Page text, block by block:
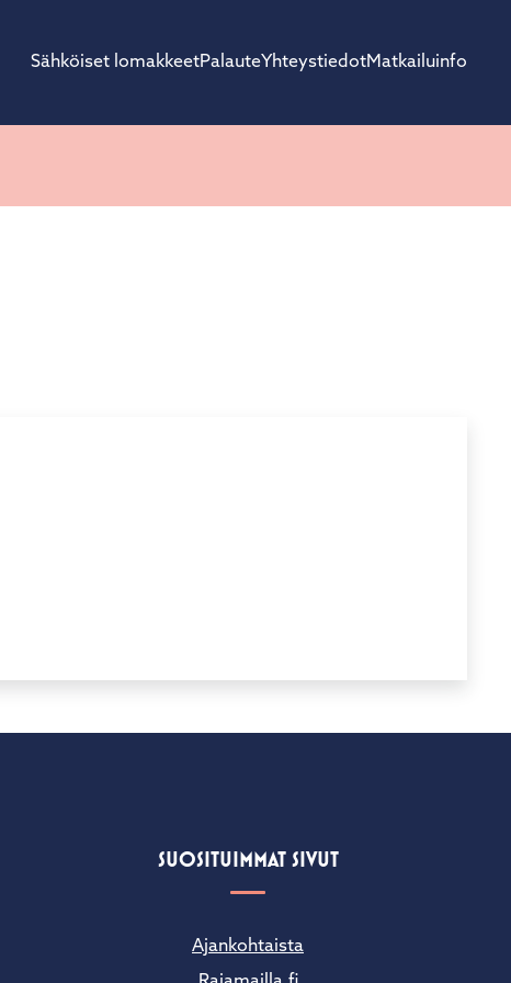
Sähköiset lomakkeetPalauteYhteystiedotMatkailuinfo
SUOSITUIMMAT SIVUT
Ajankohtaista